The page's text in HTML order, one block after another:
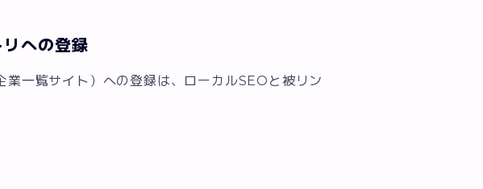
への登録
一覧サイト）への登録は、ローカルSEOと被リン